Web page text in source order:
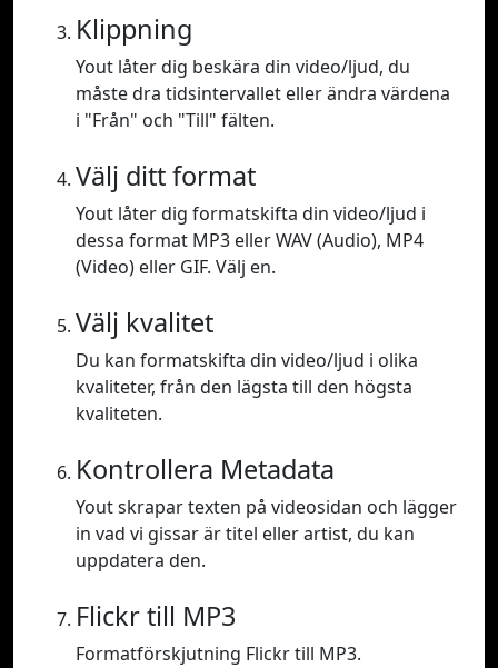
Klippning
Yout låter dig beskära din video/ljud, du
måste dra tidsintervallet eller ändra värdena
i "Från" och "Till" fälten.
Välj ditt format
Yout låter dig formatskifta din video/ljud i
dessa format MP3 eller WAV (Audio), MP4
(Video) eller GIF. Välj en.
Välj kvalitet
Du kan formatskifta din video/ljud i olika
kvaliteter, från den lägsta till den högsta
kvaliteten.
Kontrollera Metadata
Yout skrapar texten på videosidan och lägger
in vad vi gissar är titel eller artist, du kan
uppdatera den.
Flickr till MP3
Formatförskjutning Flickr till MP3.